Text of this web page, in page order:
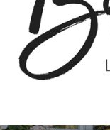
REKLAMA
ADVERTISING